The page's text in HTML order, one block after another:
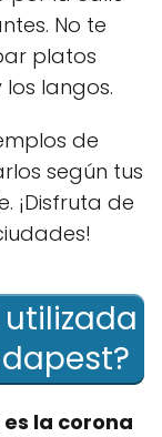
No te
platos
langos.
de
según tus
¡Disfruta de
la corona